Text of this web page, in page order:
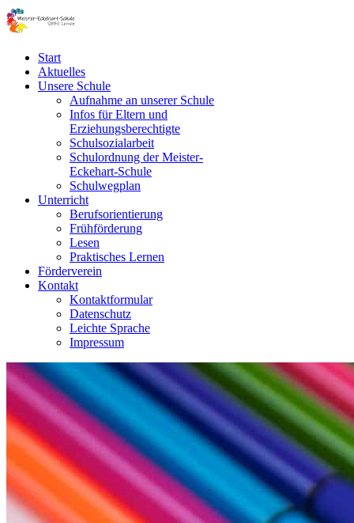
Start
Aktuelles
Unsere Schule
Aufnahme an unserer Schule
Infos für Eltern und
Erziehungsberechtigte
Schulsozialarbeit
Schulordnung der Meister-
Eckehart-Schule
Schulwegplan
Unterricht
Berufsorientierung
Frühförderung
Lesen
Praktisches Lernen
Förderverein
Kontakt
Kontaktformular
Datenschutz
Leichte Sprache
Impressum